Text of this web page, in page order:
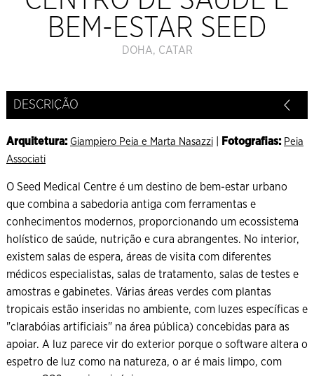
BEM-ESTAR SEED
DOHA, CATAR
DESCRIÇÃO
Arquitetura: Giampiero Peia e Marta Nasazzi Fotografias: Peia
Associati
O Seed Medical Centre é um destino de bem-estar urbano
que combina a sabedoria antiga com ferramentas e
conhecimentos modernos, proporcionando um ecossistema
holístico de saúde, nutrição e cura abrangentes. No interior,
existem salas de espera, áreas de visita com diferentes
médicos especialistas, salas de tratamento, salas de testes e
amostras e gabinetes. Várias áreas verdes com plantas
tropicais estão inseridas no ambiente, com luzes específicas e
"clarabóias artificiais" na área pública) concebidas para as
apoiar. A luz parece vir do exterior porque o software altera o
espetro de luz como na natureza, o ar é mais limpo, com